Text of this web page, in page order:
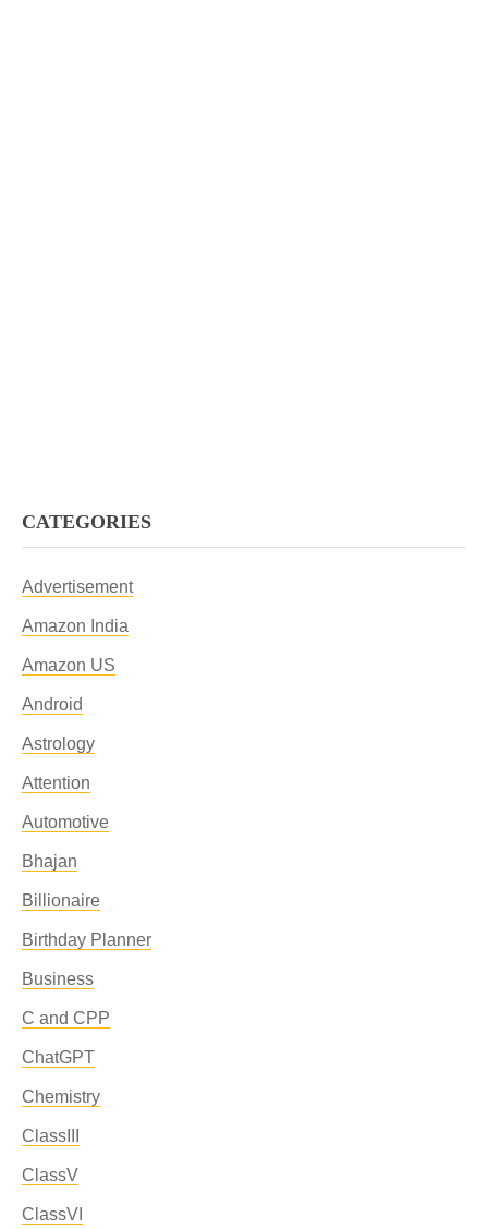
CATEGORIES
Advertisement
Amazon India
Amazon US
Android
Astrology
Attention
Automotive
Bhajan
Billionaire
Birthday Planner
Business
C and CPP
ChatGPT
Chemistry
ClassIII
ClassV
ClassVI